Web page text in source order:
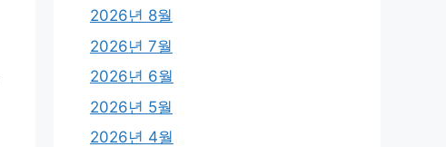
2026년 8월
2026년 7월
2026년 6월
2026년 5월
2026년 4월